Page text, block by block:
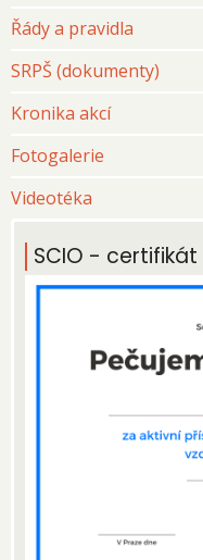
Řády a pravidla
SRPŠ (dokumenty)
Kronika akcí
Fotogalerie
Videotéka
SCIO - certifikát